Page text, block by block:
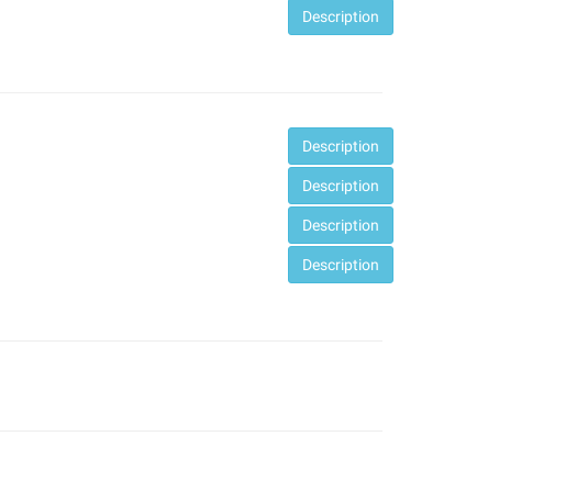
Description
Description
Description
Description
Description